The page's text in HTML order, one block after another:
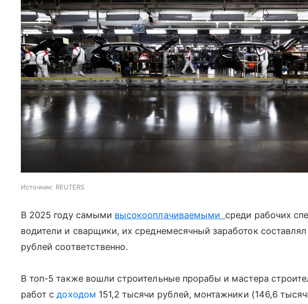
Источник: REUTERS
В 2025 году самыми высокооплачиваемыми среди рабочих
водители и сварщики, их среднемесячный заработок
рублей соответственно.
В топ-5 также вошли строительные прорабы и мастера
работ сдоходом 151,2 тысячи рублей, монтажники (146,6